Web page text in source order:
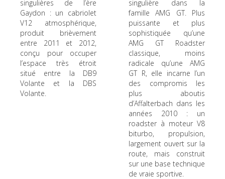
singulières de l’ère
Gaydon : un cabriolet
V12 atmosphérique,
produit brièvement
entre 2011 et 2012,
conçu pour occuper
l’espace très étroit
situé entre la DB9
Volante et la DBS
Volante.
singulière dans la
famille AMG GT. Plus
puissante et plus
sophistiquée qu’une
AMG GT Roadster
classique, moins
radicale qu’une AMG
GT R, elle incarne l’un
des compromis les
plus aboutis
d’Affalterbach dans les
années 2010 : un
roadster à moteur V8
biturbo, propulsion,
largement ouvert sur la
route, mais construit
sur une base technique
de vraie sportive.